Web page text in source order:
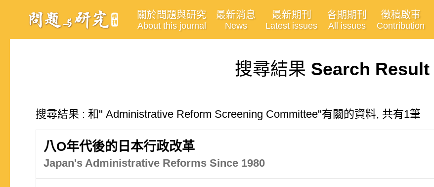
關於問題與研究
About this journal
最新消息
News
最新期刊
Latest issues
各期期刊
All issues
徵稿啟事
Contribution
搜尋結果 Search Result
搜尋結果 : 和" Administrative Reform Screening Committee"有關的資料, 共有1筆
八O年代後的日本行政改革
Japan's Administrative Reforms Since 1980